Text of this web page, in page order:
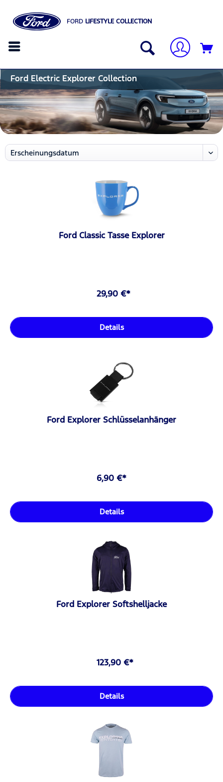
FORD LIFESTYLE COLLECTION
Ford Electric Explorer Collection
Ford Classic Tasse Explorer
29,90 €*
Details
Ford Explorer Schlüsselanhänger
6,90 €*
Details
Ford Explorer Softshelljacke
123,90 €*
Details